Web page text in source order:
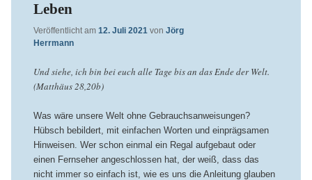
Leben
Veröffentlicht am 12. Juli 2021 von Jörg
Herrmann
Und siehe, ich bin bei euch alle Tage bis an das Ende der Welt.
(Matthäus 28,20b)
Was wäre unsere Welt ohne Gebrauchsanweisungen?
Hübsch bebildert, mit einfachen Worten und einprägsamen
Hinweisen. Wer schon einmal ein Regal aufgebaut oder
einen Fernseher angeschlossen hat, der weiß, dass das
nicht immer so einfach ist, wie es uns die Anleitung glauben